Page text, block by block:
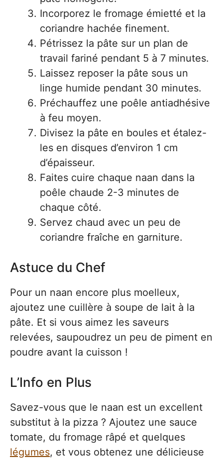
Incorporez le fromage émietté et la
coriandre hachée finement.
Pétrissez la pâte sur un plan de
travail fariné pendant 5 à 7 minutes.
Laissez reposer la pâte sous un
linge humide pendant 30 minutes.
Préchauffez une poêle antiadhésive
à feu moyen.
Divisez la pâte en boules et étalez-
les en disques d’environ 1 cm
d’épaisseur.
Faites cuire chaque naan dans la
poêle chaude 2-3 minutes de
chaque côté.
Servez chaud avec un peu de
coriandre fraîche en garniture.
Astuce du Chef
Pour un naan encore plus moelleux,
ajoutez une cuillère à soupe de lait à la
pâte. Et si vous aimez les saveurs
relevées, saupoudrez un peu de piment en
poudre avant la cuisson !
L’Info en Plus
Savez-vous que le naan est un excellent
substitut à la pizza ? Ajoutez une sauce
tomate, du fromage râpé et quelques
légumes, et vous obtenez une délicieuse